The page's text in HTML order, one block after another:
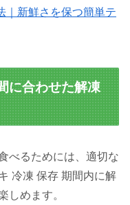
｜新鮮さを保つ簡単テ
に合わせた解凍
べるためには、適切な
冷凍 保存 期間内に解
しめます。